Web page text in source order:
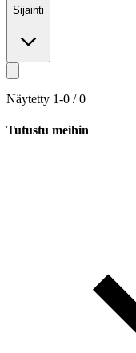
Sijainti
Näytetty 1-0 /0
Tutustu meihin